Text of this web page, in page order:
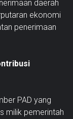
daerah
ekonomi
penerimaan
PAD yang
milik pemerintah